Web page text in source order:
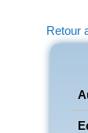
Retour